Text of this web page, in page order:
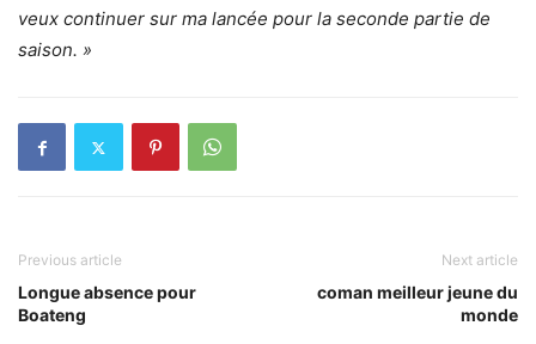
veux continuer sur ma lancée pour la seconde partie de
saison. »
Previous article
Longue absence pour
Boateng
Next article
coman meilleur jeune du
monde